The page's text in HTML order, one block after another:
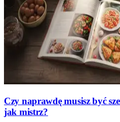
Czy naprawdę musisz być
jak mistrz?